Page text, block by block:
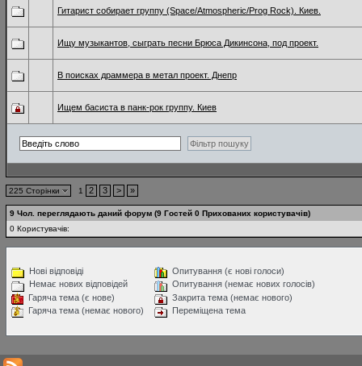
Гитарист собирает группу (Space/Atmospheric/Prog Rock). Киев.
Ищу музыкантов, сыграть песни Брюса Дикинсона, под проект.
В поисках драммера в метал проект. Днепр
Ищем басиста в панк-рок группу. Киев
225 Сторінки 1 2 3 > »
9 Чол. переглядають даний форум (9 Гостей 0 Прихованих користувачів)
0 Користувачів:
Нові відповіді
Немає нових відповідей
Гаряча тема (є нове)
Гаряча тема (немає нового)
Опитування (є нові голоси)
Опитування (немає нових голосів)
Закрита тема (немає нового)
Переміщена тема